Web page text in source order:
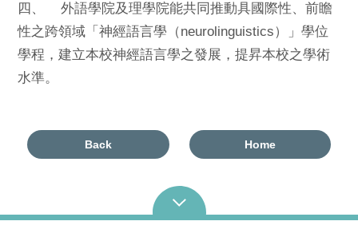
四、 外語學院及理學院能共同推動具國際性、前瞻
性之跨領域「神經語言學（neurolinguistics）」學位
學程，建立本校神經語言學之發展，提昇本校之學術
水準。
Back Home